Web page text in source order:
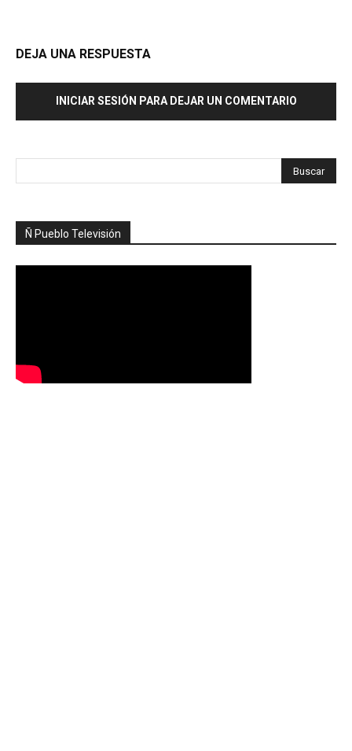
DEJA UNA RESPUESTA
INICIAR SESIÓN PARA DEJAR UN COMENTARIO
Ñ Pueblo Televisión